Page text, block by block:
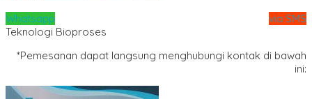
Whatsapp
via SMS
Teknologi Bioproses
*Pemesanan dapat langsung menghubungi kontak di bawah
ini: